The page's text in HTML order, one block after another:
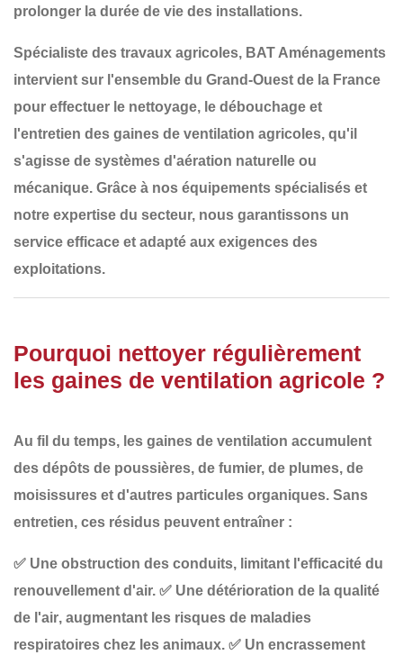
prolonger la durée de vie des installations.
Spécialiste des travaux agricoles, BAT Aménagements
intervient sur l'ensemble du Grand-Ouest de la France
pour effectuer le nettoyage, le débouchage et
l'entretien des gaines de ventilation agricoles, qu'il
s'agisse de systèmes d'aération naturelle ou
mécanique. Grâce à nos équipements spécialisés et
notre expertise du secteur, nous garantissons un
service efficace et adapté aux exigences des
exploitations.
Pourquoi nettoyer régulièrement
les gaines de ventilation agricole ?
Au fil du temps, les gaines de ventilation accumulent
des dépôts de poussières, de fumier, de plumes, de
moisissures et d'autres particules organiques. Sans
entretien, ces résidus peuvent entraîner :
✅ Une obstruction des conduits, limitant l'efficacité du
renouvellement d'air. ✅ Une détérioration de la qualité
de l'air, augmentant les risques de maladies
respiratoires chez les animaux. ✅ Un encrassement